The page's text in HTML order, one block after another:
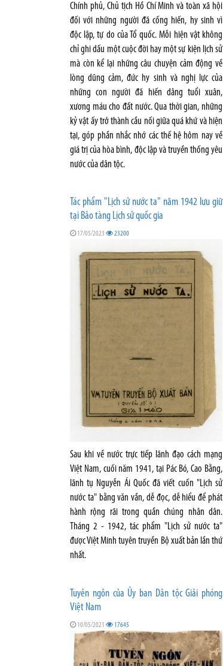
Chính phủ, Chủ tịch Hồ Chí Minh và toàn xã hội
đối với những người đã cống hiến, hy sinh vì
độc lập, tự do của Tổ quốc. Mỗi hiện vật không
chỉ ghi dấu một cuộc đời hay một sự kiện lịch sử
mà còn kể lại những câu chuyện cảm động về
lòng dũng cảm, đức hy sinh và nghị lực của
những con người đã hiến dâng tuổi xuân,
xương máu cho đất nước. Qua thời gian, những
kỷ vật ấy trở thành cầu nối giữa quá khứ và hiện
tại, góp phần nhắc nhớ các thế hệ hôm nay về
giá trị của hòa bình, độc lập và truyền thống yêu
nước của dân tộc.
Tác phẩm "Lịch sử nước ta" năm 1942 lưu giữ
tại Bảo tàng Lịch sử quốc gia
17/05/2023 23200
Sau khi về nước trực tiếp lãnh đạo cách mạng
Việt Nam, cuối năm 1941, tại Pác Bó, Cao Bằng,
lãnh tụ Nguyễn Ái Quốc đã viết cuốn "Lịch sử
nước ta" bằng văn vần, dễ đọc, dễ hiểu để phát
hành rộng rãi trong quần chúng nhân dân.
Tháng 2 - 1942, tác phẩm "Lịch sử nước ta"
được Việt Minh tuyên truyền Bộ xuất bản lần thứ
nhất.
Tuyên ngôn của Ủy ban Dân tộc Giải phóng
Việt Nam
10/05/2021 17645